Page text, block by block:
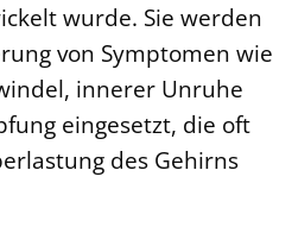
wurde. Sie werden
von Symptomen wie
innerer Unruhe
eingesetzt, die oft
des Gehirns